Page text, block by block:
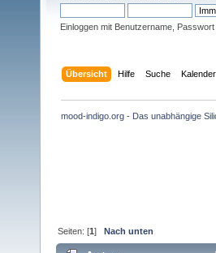
Einloggen mit Benutzername,
Übersicht Hilfe Suche Kalender
mood-indigo.org - Das unabhängige
Seiten: [1]Nach unten